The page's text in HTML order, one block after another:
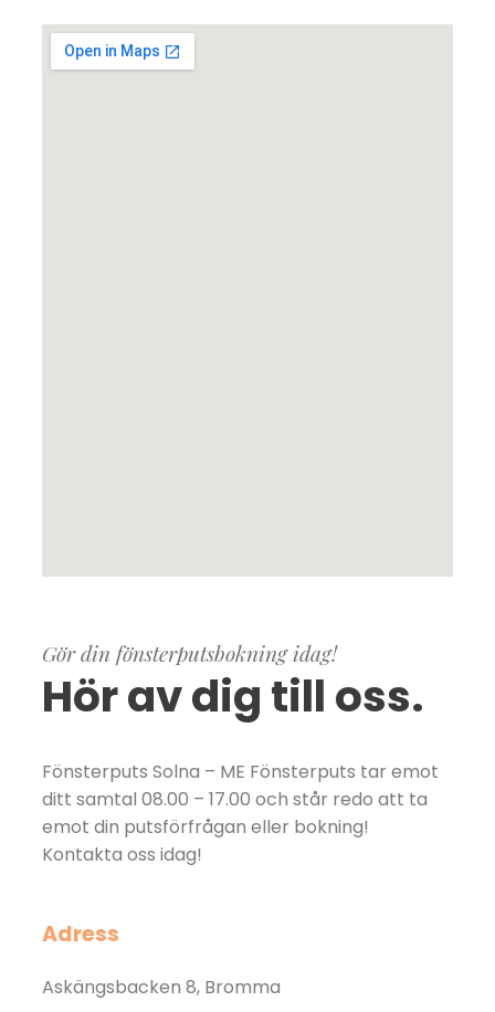
Gör din fönsterputsbokning idag!
Hör av dig till oss.
Fönsterputs Solna – ME Fönsterputs tar emot
ditt samtal 08.00 – 17.00 och står redo att ta
emot din putsförfrågan eller bokning!
Kontakta oss idag!
Adress
Askängsbacken 8, Bromma